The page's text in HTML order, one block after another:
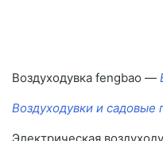
Воздуходувка fengbao —
Воздуходувки и садовые